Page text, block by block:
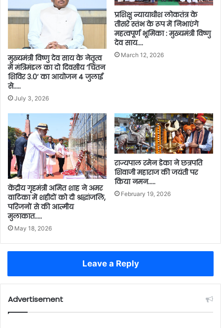
मुख्यमंत्री विष्णु देव साय के नेतृत्व
में मंत्रिमंडल का दो दिवसीय ‘चिंतन
शिविर 3.0’ का आयोजन 4 जुलाई
से…..
July 3, 2026
प्रशिक्षु न्यायाधीश लोकतंत्र के
तीसरे स्तंभ के रूप में निभाएंगे
महत्वपूर्ण भूमिका : मुख्यमंत्री विष्णु
देव साय….
March 12, 2026
केंद्रीय गृहमंत्री अमित शाह ने अमर
वाटिका में शहीदों को दी श्रद्धांजलि,
परिजनों से की आत्मीय
मुलाकात…..
May 18, 2026
राज्यपाल रमेन डेका ने छत्रपति
शिवाजी महाराज की जयंती पर
किया नमन…..
February 19, 2026
Leave a Reply
Advertisement